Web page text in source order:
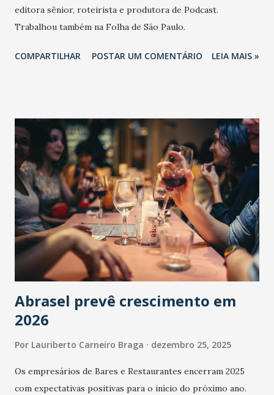
editora sênior, roteirista e produtora de Podcast.
Trabalhou também na Folha de São Paulo.
COMPARTILHAR POSTAR UM COMENTÁRIO LEIA MAIS »
Abrasel prevê crescimento em
2026
Por Lauriberto Carneiro Braga dezembro 25, 2025
Os empresários de Bares e Restaurantes encerram 2025
com expectativas positivas para o início do próximo ano.